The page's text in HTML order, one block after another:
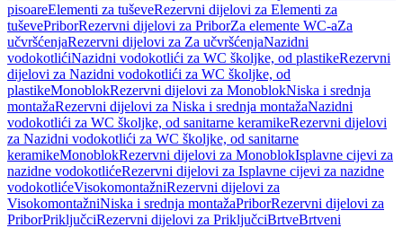
pisoareElementi za tuševeRezervni dijelovi za Elementi za
tuševePriborRezervni dijelovi za PriborZa elemente WC-aZa
učvršćenjaRezervni dijelovi za Za učvršćenjaNazidni
vodokotlićiNazidni vodokotlići za WC školjke, od plastikeRezervni
dijelovi za Nazidni vodokotlići za WC školjke, od
plastikeMonoblokRezervni dijelovi za MonoblokNiska i srednja
montažaRezervni dijelovi za Niska i srednja montažaNazidni
vodokotlići za WC školjke, od sanitarne keramikeRezervni dijelovi
za Nazidni vodokotlići za WC školjke, od sanitarne
keramikeMonoblokRezervni dijelovi za MonoblokIsplavne cijevi za
nazidne vodokotlićeRezervni dijelovi za Isplavne cijevi za nazidne
vodokotlićeVisokomontažniRezervni dijelovi za
VisokomontažniNiska i srednja montažaPriborRezervni dijelovi za
PriborPriključciRezervni dijelovi za PriključciBrtveBrtveni